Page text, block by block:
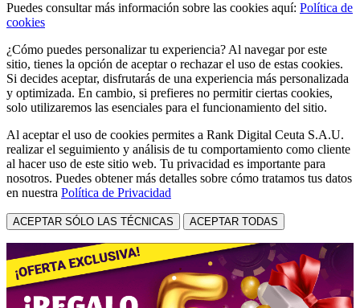
Puedes consultar más información sobre las cookies aquí: Política de
cookies
¿Cómo puedes personalizar tu experiencia? Al navegar por este
sitio, tienes la opción de aceptar o rechazar el uso de estas cookies.
Si decides aceptar, disfrutarás de una experiencia más personalizada
y optimizada. En cambio, si prefieres no permitir ciertas cookies,
solo utilizaremos las esenciales para el funcionamiento del sitio.
Al aceptar el uso de cookies permites a Rank Digital Ceuta S.A.U.
realizar el seguimiento y análisis de tu comportamiento como cliente
al hacer uso de este sitio web. Tu privacidad es importante para
nosotros. Puedes obtener más detalles sobre cómo tratamos tus datos
en nuestra Política de Privacidad
ACEPTAR SÓLO LAS TÉCNICAS ACEPTAR TODAS